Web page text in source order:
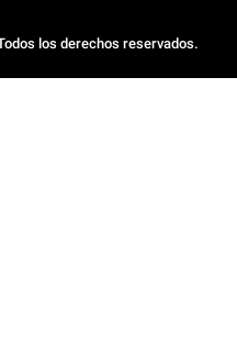
los derechos reservados.